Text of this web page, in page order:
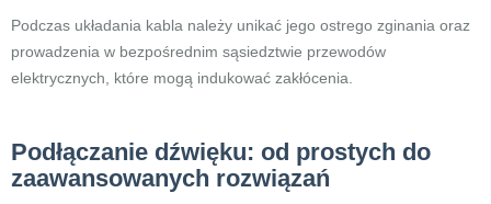
Podczas układania kabla należy unikać jego ostrego zginania oraz
prowadzenia w bezpośrednim sąsiedztwie przewodów
elektrycznych, które mogą indukować zakłócenia.
Podłączanie dźwięku: od prostych do
zaawansowanych rozwiązań